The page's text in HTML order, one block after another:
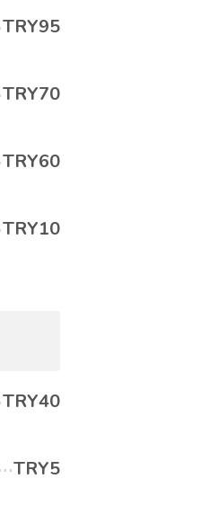
TRY95
TRY70
TRY60
TRY10
TRY40
TRY5